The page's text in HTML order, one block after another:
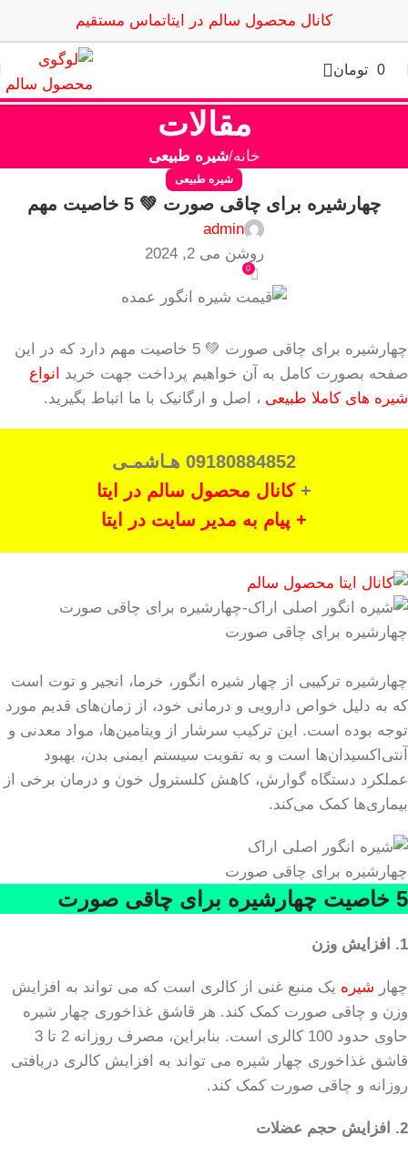
کانال محصول سالم در ایتاتماس مستقیم
0 تومان
مقالات
خانه شیره طبیعی
شیره طبیعی
چهارشیره برای چاقی صورت 💚 5 خاصیت مهم
admin
روشن می 2, 2024
0
چهارشیره برای چاقی صورت 💚 5 خاصیت مهم دارد که در این
صفحه بصورت کامل به آن خواهیم پرداخت جهت خرید
انواع
شیره های کاملا طبیعی ، اصل و ارگانیک با ما اتباط بگیرید.
09180884852 هـاشمـی
+کانال محصول سالم در ایتا
+ پیام به مدیر سایت در ایتا
چهارشیره برای چاقی صورت
چهارشیره ترکیبی از چهار شیره انگور، خرما، انجیر و توت است
که به دلیل خواص دارویی و درمانی خود، از زمان‌های قدیم مورد
توجه بوده است. این ترکیب سرشار از ویتامین‌ها، مواد معدنی و
آنتی‌اکسیدان‌ها است و به تقویت سیستم ایمنی بدن، بهبود
عملکرد دستگاه گوارش، کاهش کلسترول خون و درمان برخی از
بیماری‌ها کمک می‌کند.
چهارشیره برای چاقی صورت
5 خاصیت چهارشیره برای چاقی صورت
1. افزایش وزن
چهار شیره یک منبع غنی از کالری است که می تواند به افزایش
وزن و چاقی صورت کمک کند. هر قاشق غذاخوری چهار شیره
حاوی حدود 100 کالری است. بنابراین، مصرف روزانه 2 تا 3
قاشق غذاخوری چهار شیره می تواند به افزایش کالری دریافتی
روزانه و چاقی صورت کمک کند.
2. افزایش حجم عضلات